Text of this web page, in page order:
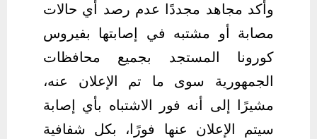
وأكد مجاهد مجددًا عدم رصد أي حالات
مصابة أو مشتبه في إصابتها بفيروس
كورونا المستجد بجميع محافظات
الجمهورية سوى ما تم الإعلان عنه،
مشيرًا إلى أنه فور الاشتباه بأي إصابة
سيتم الإعلان عنها فورًا، بكل شفافية